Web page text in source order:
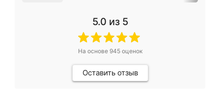
5.0 из 5
На основе 945оценок
Оставить отзыв